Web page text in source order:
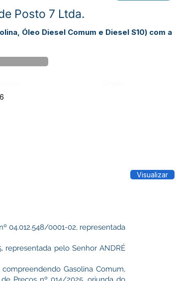
Posto 7 Ltda.
Óleo Diesel Comum e Diesel S10) com a
04.012.548/0001-02, representada
representada pelo Senhor ANDRÉ
Gasolina Comum,
Visualizar